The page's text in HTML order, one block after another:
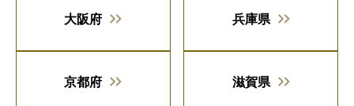
大阪府 兵庫県
京都府 滋賀県